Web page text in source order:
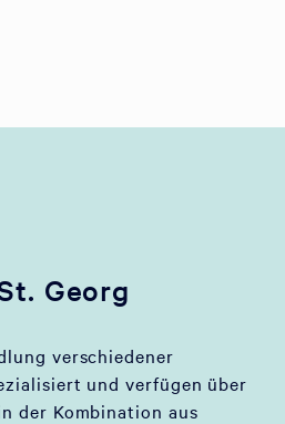
Georg
verschiedener
und verfügen über
der Kombination aus